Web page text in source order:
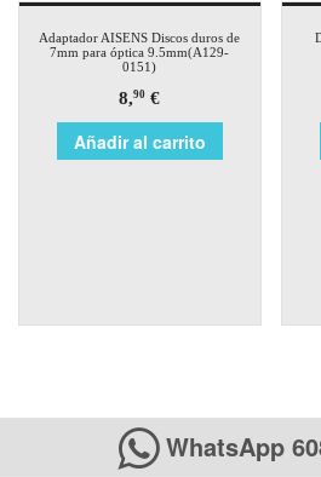
Adaptador AISENS Discos duros de
7mm para óptica 9.5mm(A129-
0151)
8,90 €
Añadir al carrito
WhatsApp